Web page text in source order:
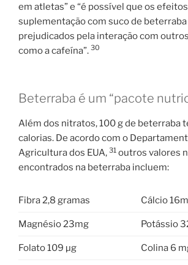
em atletas” e “é possível que os
suplementação com suco de
prejudicados pela interação com
como a cafeína”. 30
Beterraba é um “pacote
Além dos nitratos, 100 g de beterraba
calorias. De acordo com o
Agricultura dos EUA, 31 outros valores
encontrados na beterraba incluem:
Fibra 2,8 gramas Cálcio
Magnésio 23mg Potássio
Folato 109 µg Colina 6